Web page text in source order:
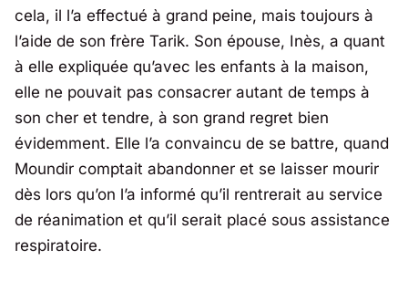
cela, il l’a effectué à grand peine, mais toujours à
l’aide de son frère Tarik. Son épouse, Inès, a quant
à elle expliquée qu’avec les enfants à la maison,
elle ne pouvait pas consacrer autant de temps à
son cher et tendre, à son grand regret bien
évidemment. Elle l’a convaincu de se battre, quand
Moundir comptait abandonner et se laisser mourir
dès lors qu’on l’a informé qu’il rentrerait au service
de réanimation et qu’il serait placé sous assistance
respiratoire.